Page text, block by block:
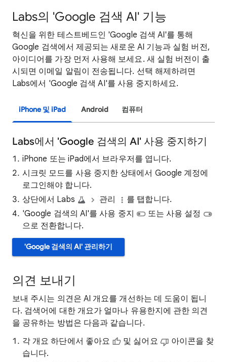
Labs의 'Google 검색 AI' 기능
혁신을 위한 테스트베드인 'Google 검색 AI'를 통해
Google 검색에서 제공되는 새로운 AI 기능과 실험 버전,
아이디어를 가장 먼저 사용해 보세요. 새 실험 버전이 출
시되면 이메일 알림이 전송됩니다. 선택 해제하려면
Labs에서 'Google 검색 AI'를 사용 중지하세요.
iPhone 및 iPad Android 컴퓨터
Labs에서 'Google 검색의 AI' 사용 중지하기
iPhone 또는 iPad에서 브라우저를 엽니다.
시크릿 모드를 사용 중지한 상태에서 Google 계정에
로그인해야 합니다.
상단에서 Labs
관리
를 탭합니다.
'Google 검색의 AI'를 사용 중지
또는 사용 설정
으로 전환합니다.
'Google 검색의 AI' 관리하기
의견 보내기
보내 주시는 의견은 AI 개요를 개선하는 데 도움이 됩니
다. 검색어에 대한 개요가 얼마나 유용한지에 관한 의견
을 공유하는 방법은 다음과 같습니다.
각 개요 하단에서 좋아요
및 싫어요
아이콘을 찾
습니다.